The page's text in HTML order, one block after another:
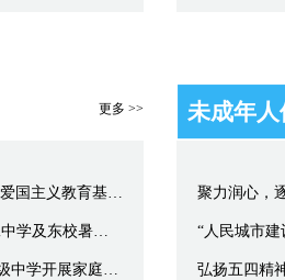
更多 >>
寻访初心足迹 赓续红色根脉——梅陇中学暑期爱国主义教育基地参观寻访活动
循迹闽东热土·扛起青春担当：上海市曹杨第二中学及东校暑期“大思政课”研学实践活动
创设共同经历，提升父母效能，上海市晋元高级中学开展家庭教育指导讲座
未成年